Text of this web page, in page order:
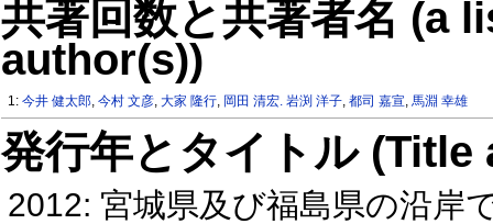
共著回数と共著者名 (a
author(s))
1:今井 健太郎,今村 文彦,大家 隆行, 岡田 清宏. 岩渕 洋子,都司 嘉宣,馬淵 幸雄
発行年とタイトル
2012: 宮城県及び福島県の沿岸